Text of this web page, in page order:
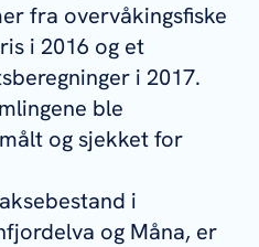
fra overvåkingsfiske
i 2016 og et
i 2017.
ble
og sjekket for
i
og Måna, er